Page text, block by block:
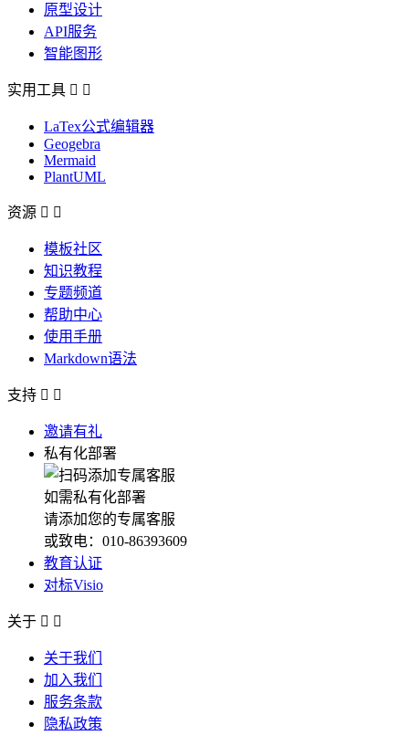
原型设计
API服务
智能图形
实用工具  
LaTex公式编辑器
Geogebra
Mermaid
PlantUML
资源  
模板社区
知识教程
专题频道
帮助中心
使用手册
Markdown语法
支持  
邀请有礼
私有化部署
如需私有化部署
请添加您的专属客服
或致电：010-86393609
教育认证
对标Visio
关于  
关于我们
加入我们
服务条款
隐私政策